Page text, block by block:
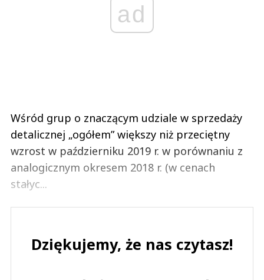
ad
Wśród grup o znaczącym udziale w sprzedaży
detalicznej „ogółem” większy niż przeciętny
wzrost w październiku 2019 r. w porównaniu z
analogicznym okresem 2018 r. (w cenach
stałyc...
Dziękujemy, że nas czytasz!